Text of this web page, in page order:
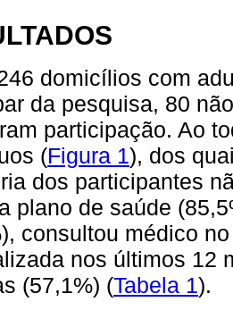
domicílios com
da pesquisa, 80
participação. Ao
(Figura 1), dos
dos participantes
plano de saúde
consultou médico
nos últimos 12
(57,1%) (Tabela 1).